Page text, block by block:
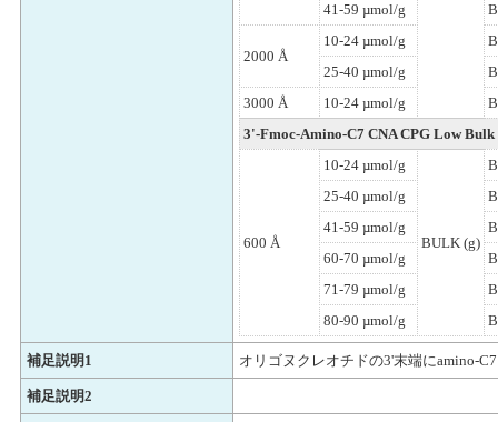
41-59 µmol/g
2000 Å
10-24 µmol/g
25-40 µmol/g
3000 Å
10-24 µmol/g
3'-Fmoc-Amino-C7 CNA CPG Low Bulk
600 Å
10-24 µmol/g
BULK (g)
25-40 µmol/g
41-59 µmol/g
60-70 µmol/g
71-79 µmol/g
80-90 µmol/g
補足説明1 オリゴヌクレオチドの3'末端にamino-
補足説明2